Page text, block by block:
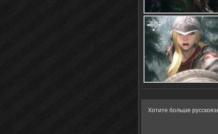
Хотите больше